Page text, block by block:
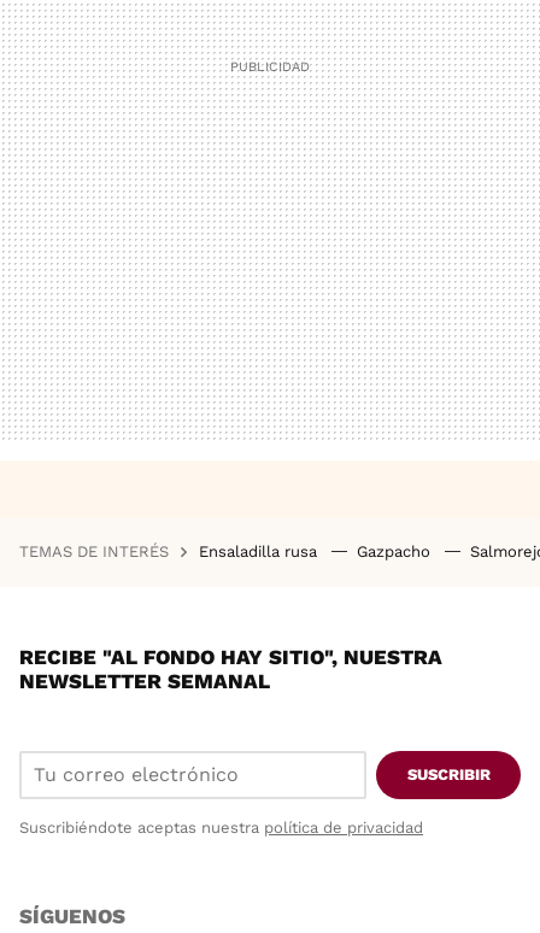
TEMAS DE INTERÉS Ensaladilla rusa Gazpacho
RECIBE "AL FONDO HAY SITIO", NUESTRA
NEWSLETTER SEMANAL
SUSCRIBIR
Suscribiéndote aceptas nuestra política de privacidad
SÍGUENOS